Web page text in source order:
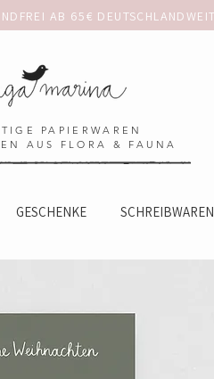
PAPIERWAREN
AUS FLORA & FAUNA
GESCHENKE SCHREIBWAREN